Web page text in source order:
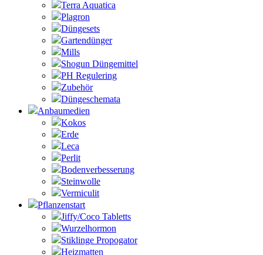
Terra Aquatica
Plagron
Düngesets
Gartendünger
Mills
Shogun Düngemittel
PH Regulering
Zubehör
Düngeschemata
Anbaumedien
Kokos
Erde
Leca
Perlit
Bodenverbesserung
Steinwolle
Vermiculit
Pflanzenstart
Jiffy/Coco Tabletts
Wurzelhormon
Stiklinge Propogator
Heizmatten